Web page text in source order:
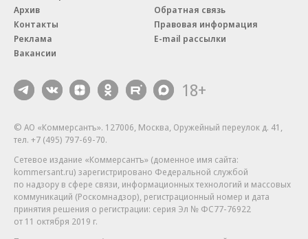
Архив
Контакты
Реклама
Вакансии
Обратная связь
Правовая информация
E-mail рассылки
18+
© АО «Коммерсантъ». 127006, Москва, Оружейный переулок д. 41,
тел. +7 (495) 797-69-70.
Сетевое издание «Коммерсантъ» (доменное имя сайта:
kommersant.ru) зарегистрировано Федеральной службой
по надзору в сфере связи, информационных технологий и массовых
коммуникаций (Роскомнадзор), регистрационный номер и дата
принятия решения о регистрации: серия Эл № ФС77-76922
от 11 октября 2019 г.